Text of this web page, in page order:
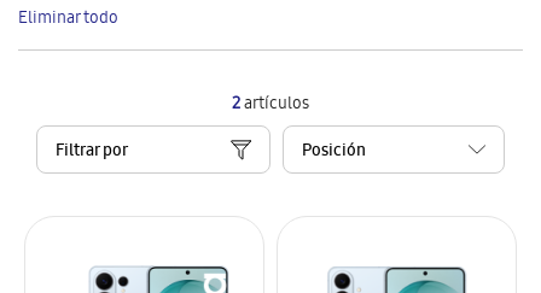
2artículos
Filtrar por
artículo
Eliminar todo